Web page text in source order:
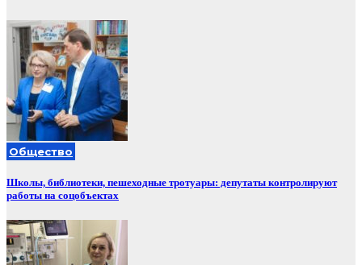
Общество
Школы, библиотеки, пешеходные тротуары: депутаты контролируют
работы на соцобъектах